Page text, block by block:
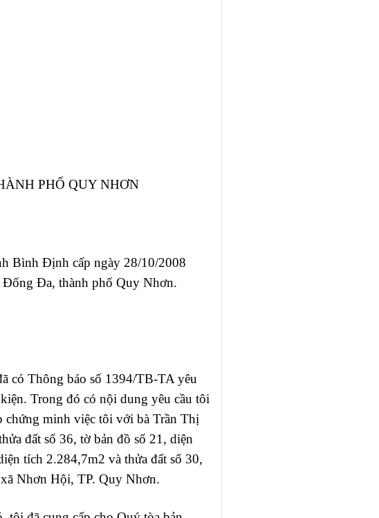
PHỐ QUY NHƠN
Bình Định cấp ngày 28/10/2008
Đa, thành phố Quy Nhơn.
có Thông báo số 1394/TB-TA yêu
Trong đó có nội dung yêu cầu tôi
chứng minh việc tôi với bà Trần Thị
đất số 36, tờ bản đồ số 21, diện
tích 2.284,7m2 và thửa đất số 30,
Nhơn Hội, TP. Quy Nhơn.